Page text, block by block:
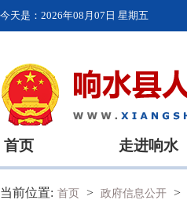
今天是： 2026年08月07日 星期五
首页 走进响水
当前位置: 首页 > 政府信息公开 >